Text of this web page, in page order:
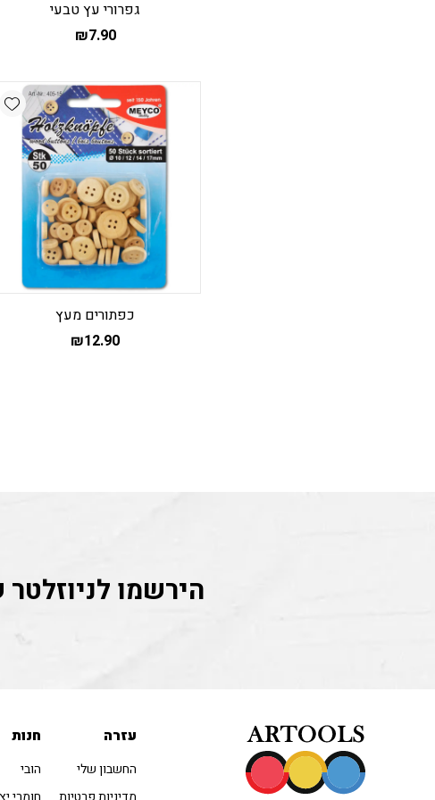
גפרורי עץ טבעי
₪7.90
כפתורים מעץ
₪12.90
הירשמו לניוזלטר
עזרה
החשבון שלי
חנות
הובי